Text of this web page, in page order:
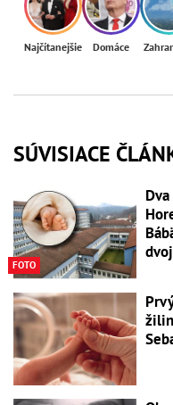
Najčítanejšie Domáce
SÚVISIACE
FOTO